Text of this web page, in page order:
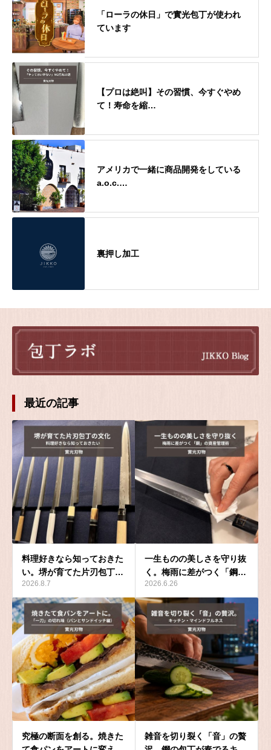
「ローラの休日」で實光包丁が使われ
ています
【プロは絶叫】その習慣、今すぐやめ
て！寿命を縮…
アメリカで一緒に商品開発をしている
a.o.c.…
裏押し加工
最近の記事
料理好きなら知っておきた
い。堺が育てた片刃包丁…
2026.8.7
一生ものの美しさを守り抜
く。梅雨に差がつく「鋼…
2026.6.26
究極の断面を創る。焼きた
雑音を切り裂く「音」の贅